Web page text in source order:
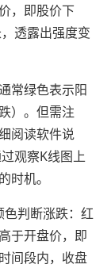
，即股价下
透露出强度变
常绿色表示阳
）。但需注
阅读软件说
观察K线图上
时机。
判断涨跌：红
于开盘价，即
间段内，收盘